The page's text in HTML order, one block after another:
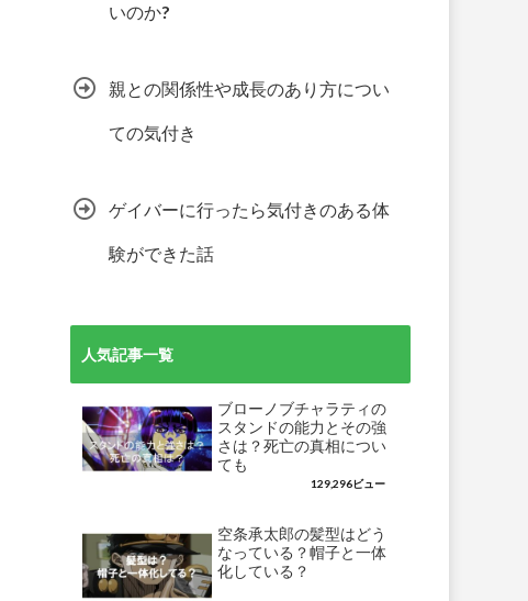
いのか?
親との関係性や成長のあり方につい
ての気付き
ゲイバーに行ったら気付きのある体
験ができた話
人気記事一覧
ブローノブチャラティの
スタンドの能力とその強
さは？死亡の真相につい
ても
129,296ビュー
空条承太郎の髪型はどう
なっている？帽子と一体
化している？